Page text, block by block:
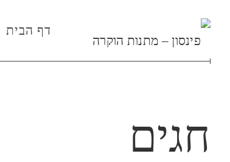
דף הבית
חגים